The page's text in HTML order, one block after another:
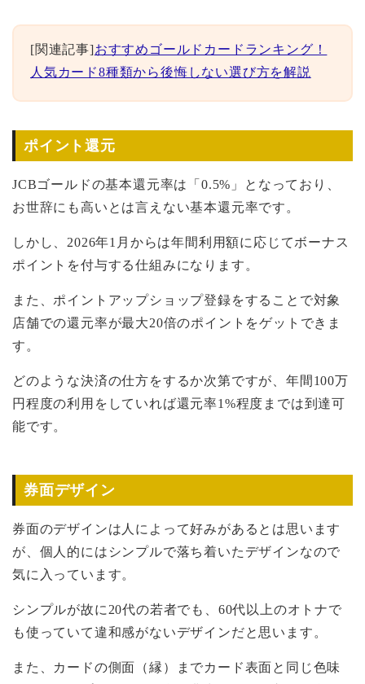
[関連記事]おすすめゴールドカードランキング！
人気カード8種類から後悔しない選び方を解説
ポイント還元
JCBゴールドの基本還元率は「0.5%」となっており、
お世辞にも高いとは言えない基本還元率です。
しかし、2026年1月からは年間利用額に応じてボーナス
ポイントを付与する仕組みになります。
また、ポイントアップショップ登録をすることで対象
店舗での還元率が最大20倍のポイントをゲットできま
す。
どのような決済の仕方をするか次第ですが、年間100万
円程度の利用をしていれば還元率1%程度までは到達可
能です。
券面デザイン
券面のデザインは人によって好みがあるとは思います
が、個人的にはシンプルで落ち着いたデザインなので
気に入っています。
シンプルが故に20代の若者でも、60代以上のオトナで
も使っていて違和感がないデザインだと思います。
また、カードの側面（縁）までカード表面と同じ色味